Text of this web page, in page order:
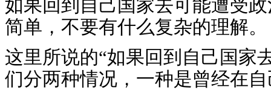
如果回到自己国家去可能遭受
简单，不要有什么复杂的理解。
这里所说的“如果回到自己国家
们分两种情况，一种是曾经在